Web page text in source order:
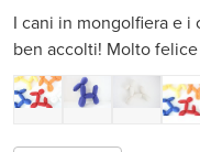
I cani in mongolfiera e
ben accolti! Molto